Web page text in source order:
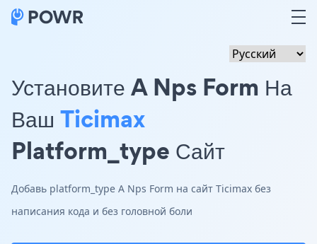
Установите A Nps Form На
Ваш Ticimax
Platform_type Сайт
Добавь platform_type A Nps Form на сайт Ticimax без
написания кода и без головной боли